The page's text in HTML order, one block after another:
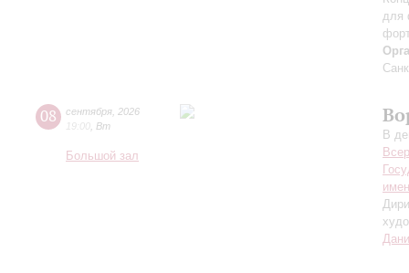
для
08 сентября 2026
19:00 Вт
Большой зал
В